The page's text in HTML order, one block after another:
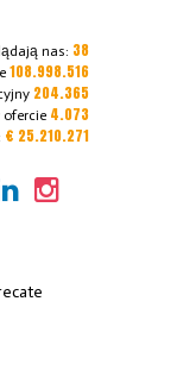
nas: 38
108.998.516
204.365
ofercie 4.073
€ 25.210.271